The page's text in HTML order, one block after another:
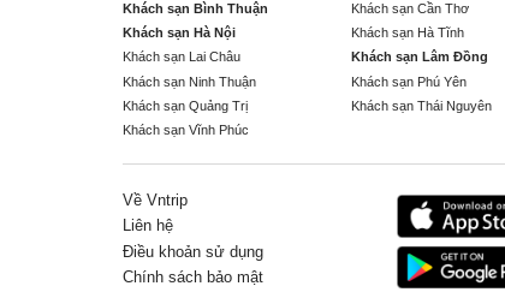
Khách sạn Bình Thuận
Khách sạn Cần Thơ
Khách sạn Hà Nội
Khách sạn Hà Tĩnh
Khách sạn Lai Châu
Khách sạn Lâm Đồng
Khách sạn Ninh Thuận
Khách sạn Phú Yên
Khách sạn Quảng Trị
Khách sạn Thái Nguyên
Khách sạn Vĩnh Phúc
Về Vntrip
Liên hệ
Điều khoản sử dụng
Chính sách bảo mật